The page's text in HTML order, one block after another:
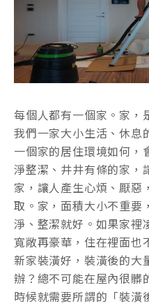
每個人都有一個家。家，
我們一家大小生活、休息
一個家的居住環境如何，
淨整潔、井井有條的家，
家，讓人產生心煩、厭惡
取。家，面積大小不重要
淨、整潔就好。如果家裡
寬敞再豪華，住在裡面也
新家裝潢好，裝潢後的大
辦？總不可能在屋內很髒
時候就需要所謂的「裝潢